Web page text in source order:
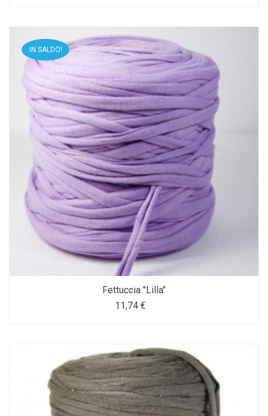
Fettuccia "Lilla"
11,74 €
IN SALDO!